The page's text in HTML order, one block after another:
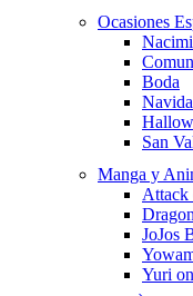
Ocasiones
Boda
San
Manga y
Attack
JoJos
Yuri